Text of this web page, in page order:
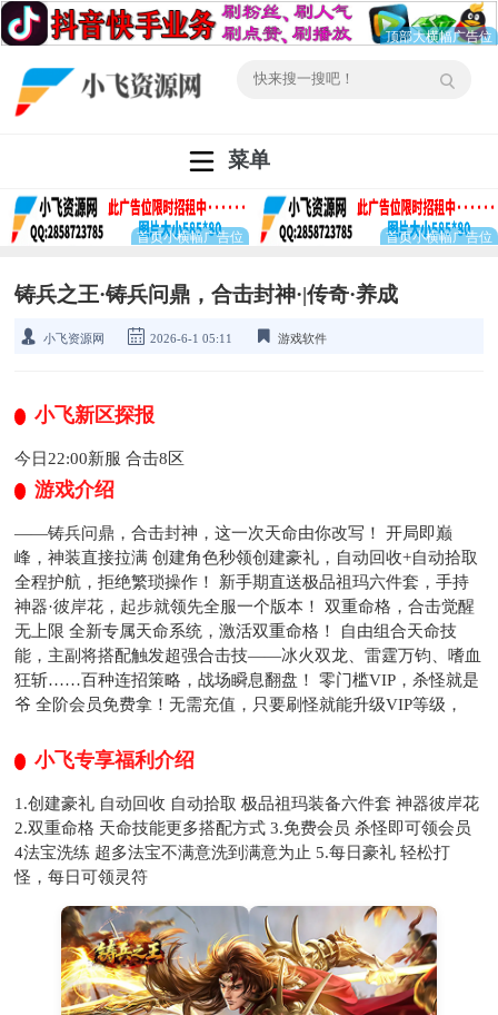
菜单
铸兵之王·铸兵问鼎，合击封神·|传奇·养成
小飞资源网 2026-6-1 05:11 游戏软件
小飞新区探报
今日22:00新服 合击8区
游戏介绍
——铸兵问鼎，合击封神，这一次天命由你改写！ 开局即巅
峰，神装直接拉满 创建角色秒领创建豪礼，自动回收+自动拾取
全程护航，拒绝繁琐操作！ 新手期直送极品祖玛六件套，手持
神器·彼岸花，起步就领先全服一个版本！ 双重命格，合击觉醒
无上限 全新专属天命系统，激活双重命格！ 自由组合天命技
能，主副将搭配触发超强合击技——冰火双龙、雷霆万钧、嗜血
狂斩……百种连招策略，战场瞬息翻盘！ 零门槛VIP，杀怪就是
爷 全阶会员免费拿！无需充值，只要刷怪就能升级VIP等级，
小飞专享福利介绍
1.创建豪礼 自动回收 自动拾取 极品祖玛装备六件套 神器彼岸花
2.双重命格 天命技能更多搭配方式 3.免费会员 杀怪即可领会员
4法宝洗练 超多法宝不满意洗到满意为止 5.每日豪礼 轻松打
怪，每日可领灵符